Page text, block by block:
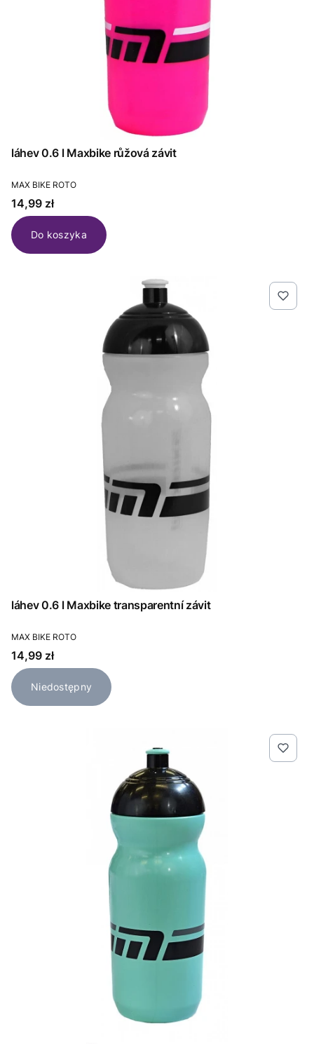
láhev 0.6 l Maxbike růžová závit
PRODUCENT
MAX BIKE ROTO
Cena
14,99 zł
Do koszyka
láhev 0.6 l Maxbike transparentní závit
PRODUCENT
MAX BIKE ROTO
Cena
14,99 zł
Niedostępny